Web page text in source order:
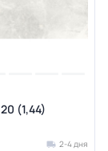
(1,44)
2-4 дня